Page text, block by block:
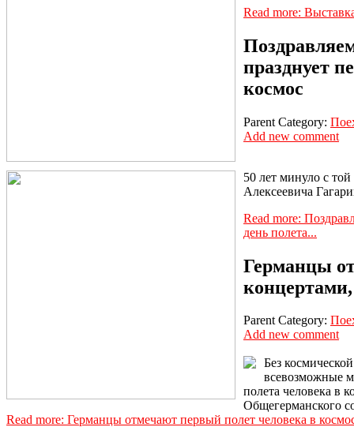
Read more:
празднует
космос
Parent Category:
Add new comment
50 лет минуло с
Алексеевича
Read more:
день полета...
Германцы
Parent Category:
Add new comment
Без
всевозможные
полета человека в
Общегерманского
Read more: Германцы отмечают первый полет человека в